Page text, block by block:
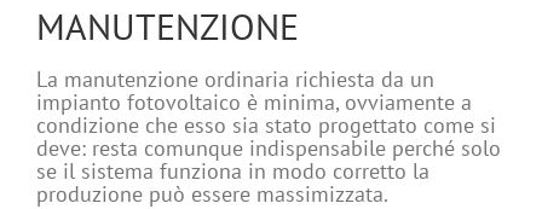
MANUTENZIONE
La manutenzione ordinaria richiesta da un
impianto fotovoltaico è minima, ovviamente a
condizione che esso sia stato progettato come si
deve: resta comunque indispensabile perché solo
se il sistema funziona in modo corretto la
produzione può essere massimizzata.